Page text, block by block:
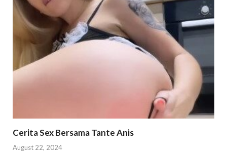
Cerita Sex Bersama Tante Anis
August 22, 2024